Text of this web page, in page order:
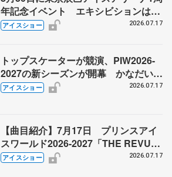
年記念イベント エキシビションは7
月18日から先行抽選申し込み開始
アイスショー 2026.07.17
トップスケーターが競演、PIW2026-
2027の新シーズンが開幕 かなだいの
新作は『Sing Sing Sing』、PIWチー
アイスショー 2026.07.17
【曲目紹介】7月17日 プリンスアイ
スワールド2026-2027「THE REVUE
ON ICE」横浜公演
アイスショー 2026.07.17